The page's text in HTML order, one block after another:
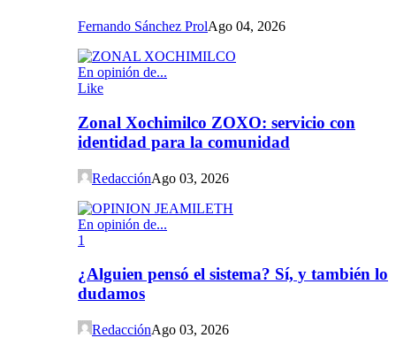
Fernando Sánchez ProlAgo 04, 2026
En opinión de...
Like
Zonal Xochimilco ZOXO: servicio con
identidad para la comunidad
RedacciónAgo 03, 2026
En opinión de...
1
¿Alguien pensó el sistema? Sí, y también lo
dudamos
RedacciónAgo 03, 2026